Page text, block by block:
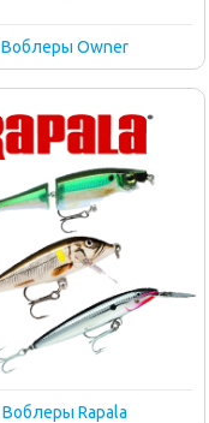
Воблеры Owner
Воблеры Rapala